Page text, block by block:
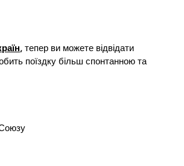
, тепер ви можете відвідати
поїздку більш спонтанною та